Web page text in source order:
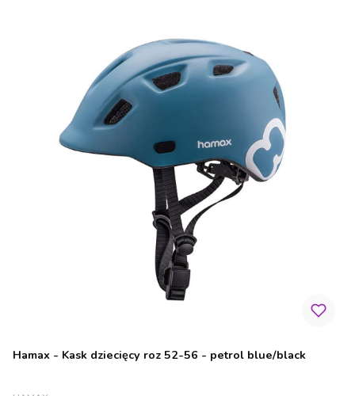
Hamax - Kask dziecięcy roz 52-56 - petrol blue/black